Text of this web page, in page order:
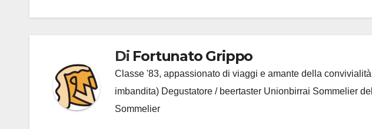
Di Fortunato Grippo
Classe '83, appassionato di viaggi e amante della
imbandita) Degustatore / beertaster Unionbirrai Sommelier
Sommelier